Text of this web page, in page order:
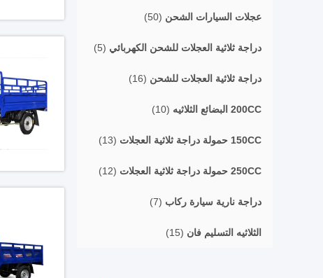
عجلات السيارات الشحن (50)
دراجة ثلاثية العجلات للشحن الكهربائي (5)
دراجة ثلاثية العجلات للشحن (16)
200CC البضائع الثلاثيه (10)
150CC حمولة دراجة ثلاثية العجلات (13)
250CC حمولة دراجة ثلاثية العجلات (12)
دراجة نارية سيارة ركاب (7)
الثلاثيه التسليم فان (15)